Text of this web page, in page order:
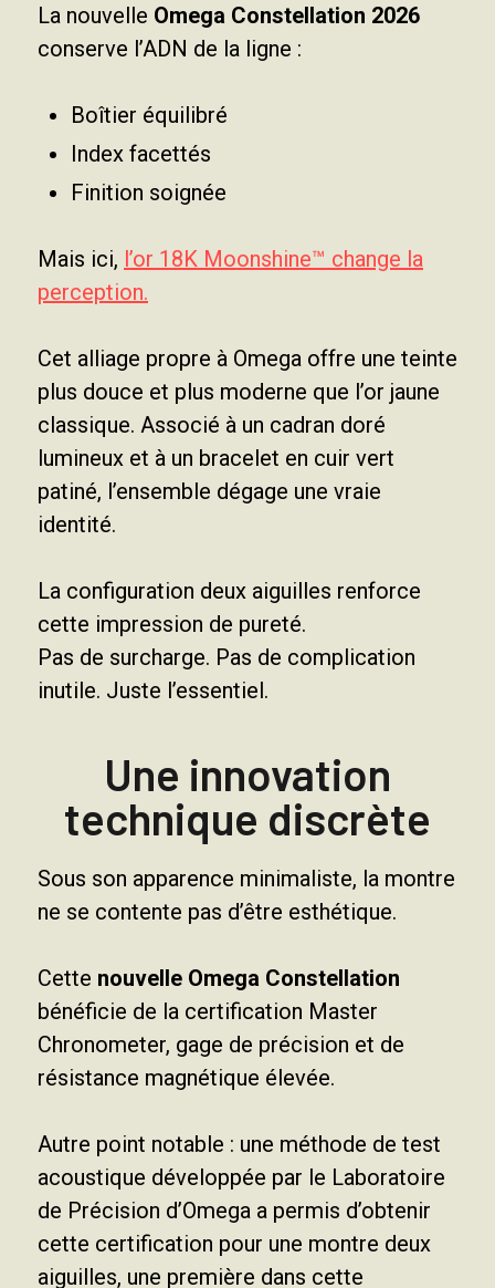
La nouvelle Omega Constellation 2026
conserve l’ADN de la ligne :
Boîtier équilibré
Index facettés
Finition soignée
Mais ici, l’or 18K Moonshine™ change la
perception.
Cet alliage propre à Omega offre une teinte
plus douce et plus moderne que l’or jaune
classique. Associé à un cadran doré
lumineux et à un bracelet en cuir vert
patiné, l’ensemble dégage une vraie
identité.
La configuration deux aiguilles renforce
cette impression de pureté.
Pas de surcharge. Pas de complication
inutile. Juste l’essentiel.
Une innovation
technique discrète
Sous son apparence minimaliste, la montre
ne se contente pas d’être esthétique.
Cette nouvelle Omega Constellation
bénéficie de la certification Master
Chronometer, gage de précision et de
résistance magnétique élevée.
Autre point notable : une méthode de test
acoustique développée par le Laboratoire
de Précision d’Omega a permis d’obtenir
cette certification pour une montre deux
aiguilles, une première dans cette